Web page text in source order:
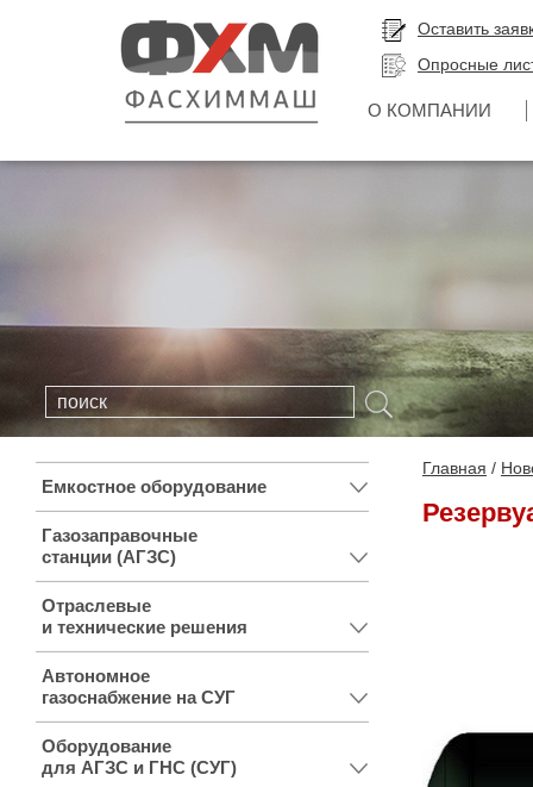
Оставить
Опросные
О КОМПАНИИ
Емкостное оборудование
Газозаправочные
станции (АГЗС)
Отраслевые
и технические решения
Автономное
газоснабжение на СУГ
Оборудование
для АГЗС и ГНС (СУГ)
Главная